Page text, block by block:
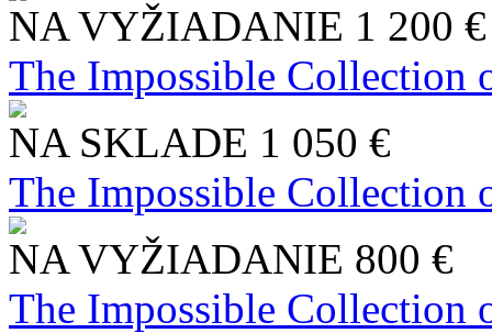
NA VYŽIADANIE 1 200 €
The Impossible Collection
NA SKLADE 1 050 €
The Impossible Collection
NA VYŽIADANIE 800 €
The Impossible Collection